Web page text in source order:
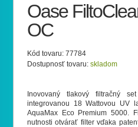
Oase
OC
Kód tovaru: 77784
Dostupnosť tovaru: skladom
Inovovaný tlakový filtračný
integrovanou 18 Wattovou UV
AquaMax Eco Premium 5000.
nutnosti otvárať filter vďaka